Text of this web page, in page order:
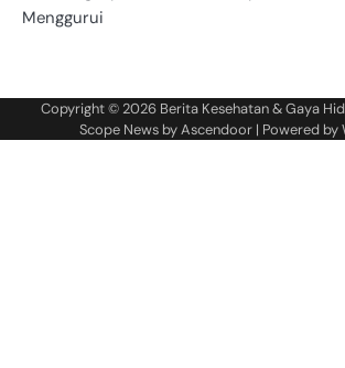
Menggurui
Copyright © 2026 Berita Kesehatan & Gaya
Scope News byAscendoor| Powered by